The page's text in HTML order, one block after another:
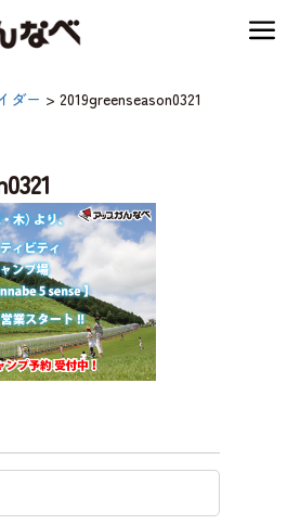
【公
かんなべ｜兵
・関西 アウ
ャンプ場・熱
アクティビテ
ィ
り遊べる」！
ィ
ダー > 2019greenseason0321